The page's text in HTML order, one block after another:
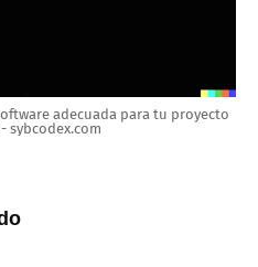
adecuada para tu proyecto
sybcodex.com